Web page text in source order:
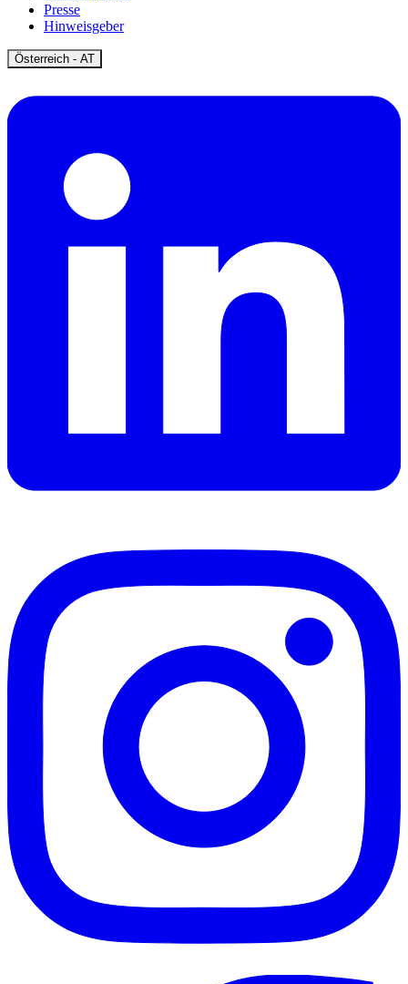
Presse
Hinweisgeber
Österreich - ATOpen